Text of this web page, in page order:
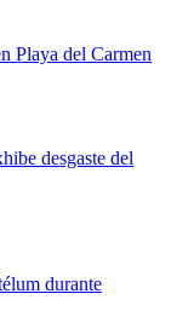
Playa del Carmen
desgaste del
durante